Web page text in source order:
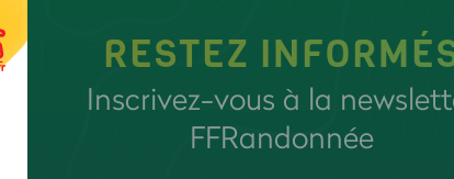
RESTEZ
Inscrivez-vous à la
FFRandonnée